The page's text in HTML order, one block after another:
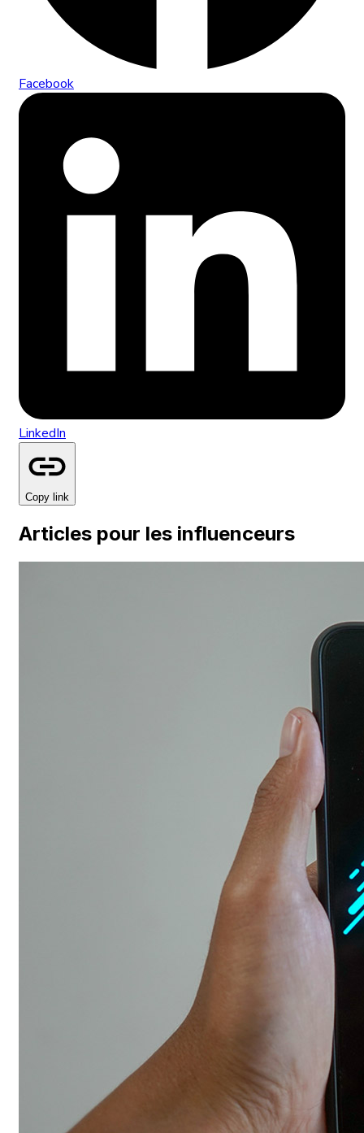
Facebook
LinkedIn
Copy link
Articles pour les influenceurs